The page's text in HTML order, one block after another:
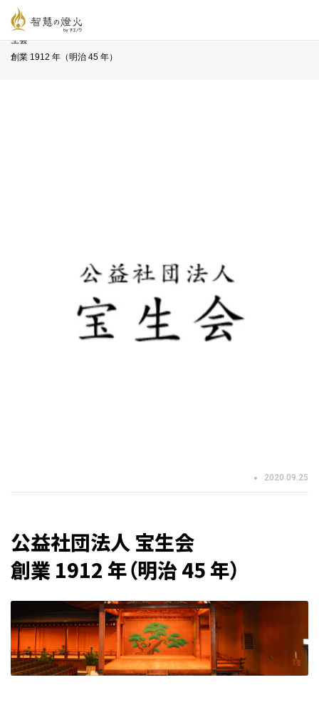
智慧の燈火オンライン
生会
創業 1912 年（明治 45 年）
2020.09.25
公益社団法人 宝生会
創業 1912 年（明治 45 年）